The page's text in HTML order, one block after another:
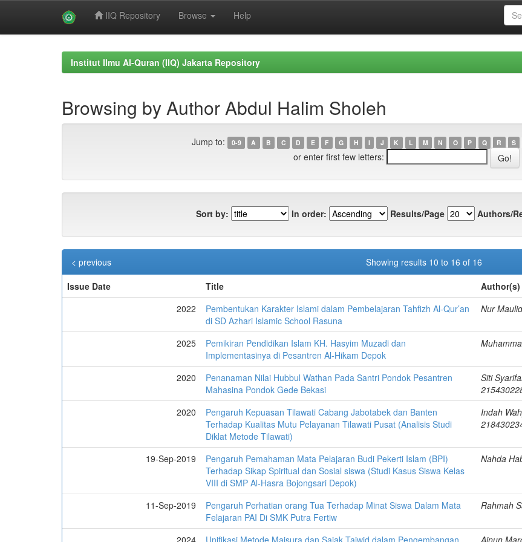
IIQ Repository Browse Help
Institut Ilmu Al-Quran (IIQ) Jakarta Repository
Browsing by Author Abdul Halim Sholeh
Jump to: 0-9 A B C D E F G H I J K L M N O P Q R S
or enter first few letters:
Sort by: In order: Results/Page Authors/
Showing results 10 to 16 of 16
< previous
Issue Date
Title Author(s)
2022
Pembentukan Karakter Islami dalam Pembelajaran Tahfizh Al-Qur’an
di SD Azhari Islamic School Rasuna
Nur
2025
Pemikiran Pendidikan Islam KH. Hasyim Muzadi dan
Implementasinya di Pesantren Al-Hikam Depok
2020
Penanaman Nilai Hubbul Wathan Pada Santri Pondok Pesantren
Mahasina Pondok Gede Bekasi
Siti
2020
Pengaruh Kepuasan Tilawati Cabang Jabotabek dan Banten
Terhadap Kualitas Mutu Pelayanan Tilawati Pusat (Analisis Studi
Diklat Metode Tilawati)
Indah
19-Sep-2019
Pengaruh Pemahaman Mata Pelajaran Budi Pekerti Islam (BPI)
Terhadap Sikap Spiritual dan Sosial siswa (Studi Kasus Siswa Kelas
VIII di SMP Al-Hasra Bojongsari Depok)
Nahda
11-Sep-2019
Pengaruh Perhatian orang Tua Terhadap Minat Siswa Dalam Mata
Felajaran PAI Di SMK Putra Fertiw
Rahmah
2024 Unifikasi Metode Maisura dan Sajak Tajwid dalam Pengembangan Ainun